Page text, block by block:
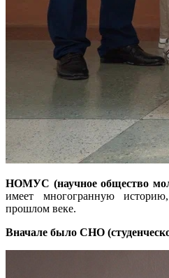
НОМУС (научное общество
имеет многогранную
прошлом веке.
Вначале было СНО